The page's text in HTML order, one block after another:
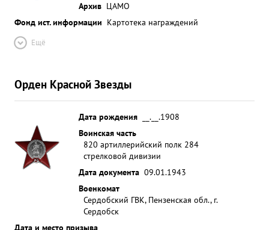
Архив ЦАМО
Фонд ист. информации Картотека награждений
Ещё
Орден Красной Звезды
Дата рождения
__.__.1908
Воинская часть
820 артиллерийский полк 284
стрелковой дивизии
Дата документа 09.01.1943
Военкомат
Сердобский ГВК, Пензенская обл., г.
Сердобск
Дата и место призыва